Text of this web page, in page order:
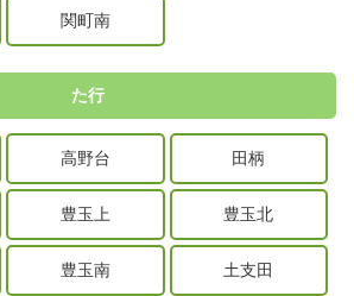
関町南
た行
高野台 田柄
豊玉上 豊玉北
豊玉南 土支田